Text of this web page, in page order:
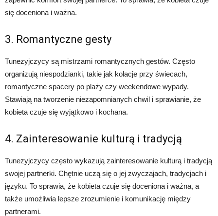
się doceniona i ważna.
3. Romantyczne gesty
Tunezyjczycy są mistrzami romantycznych gestów. Często
organizują niespodzianki, takie jak kolacje przy świecach,
romantyczne spacery po plaży czy weekendowe wypady.
Stawiają na tworzenie niezapomnianych chwil i sprawianie, że ​​
kobieta czuje się wyjątkowo i kochana.
4. Zainteresowanie kulturą i tradycją
Tunezyjczycy często wykazują zainteresowanie kulturą i tradycją
swojej partnerki. Chętnie uczą się o jej zwyczajach, tradycjach i
języku. To sprawia, że ​​kobieta czuje się doceniona i ważna, a
także umożliwia lepsze zrozumienie i komunikację między
partnerami.